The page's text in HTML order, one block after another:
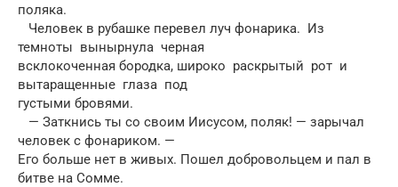
поляка.
Человек в рубашке перевел луч фонарика. Из
темноты вынырнула черная
всклокоченная бородка, широко раскрытый рот и
вытаращенные глаза под
густыми бровями.
— Заткнись ты со своим Иисусом, поляк! — зарычал
человек с фонариком. —
Его больше нет в живых. Пошел добровольцем и пал в
битве на Сомме.